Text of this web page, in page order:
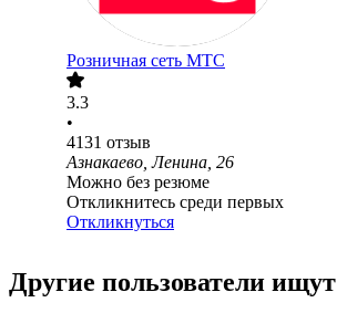
Розничная сеть МТС
3.3
•
4131 отзыв
Азнакаево, Ленина, 26
Можно без резюме
Откликнитесь среди первых
Откликнуться
Другие пользователи ищут